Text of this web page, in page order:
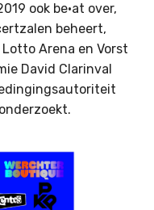
ook be•at over,
beheert,
Arena en Vorst
David Clarinval